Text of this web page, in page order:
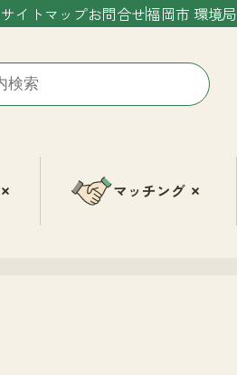
サイトマップお問合せ福岡市 環境局
マッチング